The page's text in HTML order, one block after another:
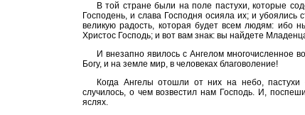
В той стране были на поле пастухи, которые
Господень, и слава Господня осияла их; и
великую радость, которая будет всем людям: ибо
Христос Господь; и вот вам знак: вы найдете
И внезапно явилось с Ангелом многочисленное
Богу, и на земле мир, в человеках благоволение!
Когда Ангелы отошли от них на небо,
случилось, о чем возвестил нам Господь. И,
яслях.